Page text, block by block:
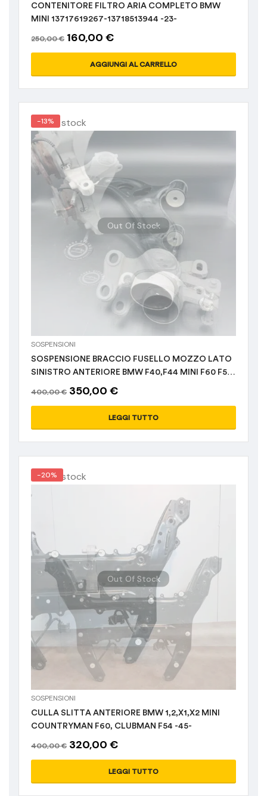
CONTENITORE FILTRO ARIA COMPLETO BMW
MINI 13717619267-13718513944 -23-
250,00€ 160,00 €
AGGIUNGI AL CARRELLO
-13%
Out of stock
Out Of Stock
SOSPENSIONI
SOSPENSIONE BRACCIO FUSELLO MOZZO LATO
SINISTRO ANTERIORE BMW F40,F44 MINI F60 F54
400,00€ 350,00 €
LEGGI TUTTO
-20%
Out of stock
Out Of Stock
SOSPENSIONI
CULLA SLITTA ANTERIORE BMW 1,2,X1,X2 MINI
COUNTRYMAN F60, CLUBMAN F54 -45-
400,00€ 320,00 €
LEGGI TUTTO